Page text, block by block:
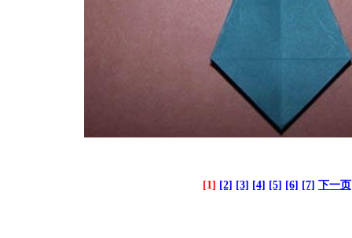
[1] [2] [3] [4] [5] [6] [7] 下一页